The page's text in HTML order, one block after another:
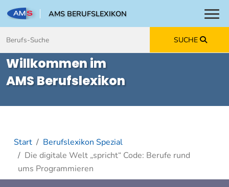
AMS BERUFSLEXIKON
SUCHE
Willkommen im
AMS Berufslexikon
Start
Berufslexikon Spezial
Die digitale Welt „spricht“ Code: Berufe rund
ums Programmieren